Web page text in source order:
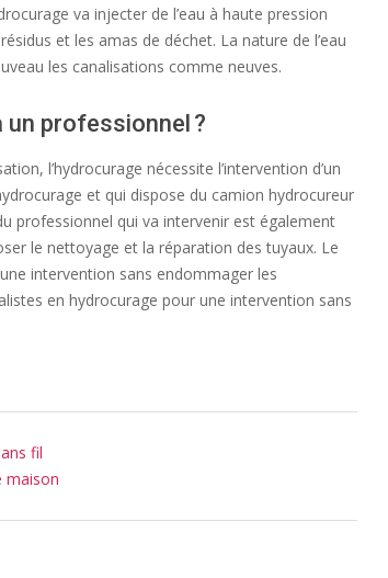
va injecter de l’eau à haute pression
et les amas de déchet. La nature de l’eau
les canalisations comme neuves.
un professionnel ?
l’hydrocurage nécessite l’intervention d’un
et qui dispose du camion hydrocureur
professionnel qui va intervenir est également
le nettoyage et la réparation des tuyaux. Le
intervention sans endommager les
en hydrocurage pour une intervention sans
fil
maison